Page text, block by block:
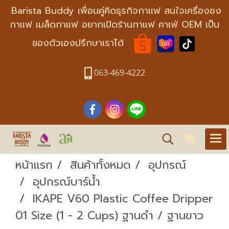
Barista Buddy เพื่อนคู่คิดธุรกิจกาแฟ สนใจเครื่องชง
กาแฟ เมล็ดกาแฟ อยากเปิดร้านกาแฟ คาเฟ่ OEM เป็น
ของตัวเองปรึกษาเราได้
063-469-4222
หน้าแรก สินค้าทั้งหมด
อุปกรณ์
อุปกรณ์บาร์น้ำ
IKAPE V60 Plastic Coffee Dripper
01 Size (1 - 2 Cups) ฐานดำ / ฐานขาว